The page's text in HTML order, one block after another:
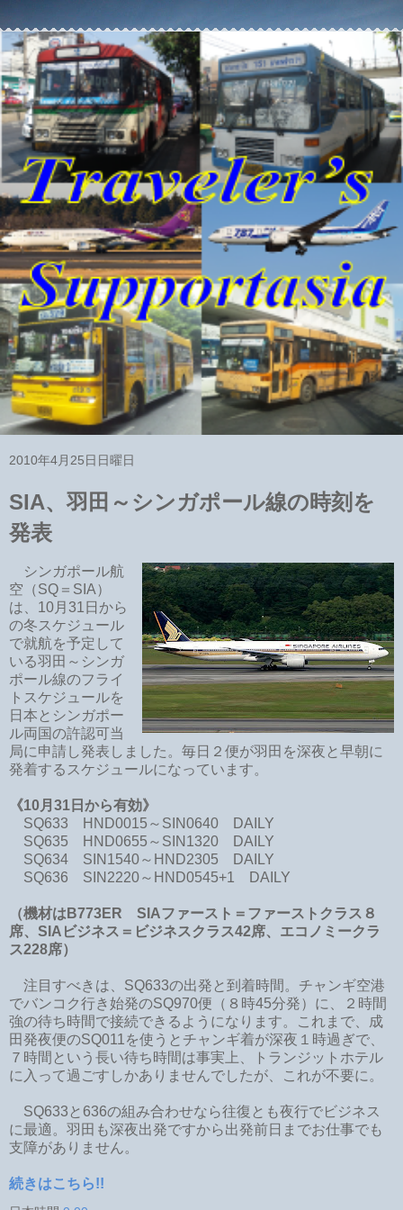
2010年4月25日日曜日
SIA、羽田～シンガポール線の時刻を
発表
シンガポール航
空（SQ＝SIA）
は、10月31日から
の冬スケジュール
で就航を予定して
いる羽田～シンガ
ポール線のフライ
トスケジュールを
日本とシンガポー
ル両国の許認可当
局に申請し発表しました。毎日２便が羽田を深夜と早朝に
発着するスケジュールになっています。
《10月31日から有効》
SQ633 HND0015～SIN0640 DAILY
SQ635 HND0655～SIN1320 DAILY
SQ634 SIN1540～HND2305 DAILY
SQ636 SIN2220～HND0545+1 DAILY
（機材はB773ER SIAファースト＝ファーストクラス８
席、SIAビジネス＝ビジネスクラス42席、エコノミークラ
ス228席）
注目すべきは、SQ633の出発と到着時間。チャンギ空港
でバンコク行き始発のSQ970便（８時45分発）に、２時間
強の待ち時間で接続できるようになります。これまで、成
田発夜便のSQ011を使うとチャンギ着が深夜１時過ぎで、
７時間という長い待ち時間は事実上、トランジットホテル
に入って過ごすしかありませんでしたが、これが不要に。
SQ633と636の組み合わせなら往復とも夜行でビジネス
に最適。羽田も深夜出発ですから出発前日までお仕事でも
支障がありません。
続きはこちら!!